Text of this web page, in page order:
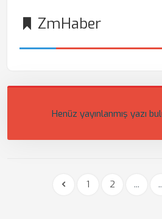
ZmHaber
Henüz yayınlanmış yazı
1 2 ...